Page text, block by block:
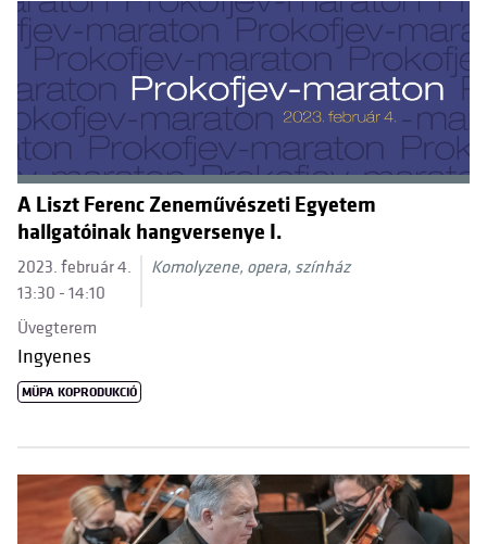
A Liszt Ferenc Zeneművészeti Egyetem
hallgatóinak hangversenye I.
2023. február 4.
13:30 - 14:10
Komolyzene, opera, színház
Üvegterem
Ingyenes
MÜPA KOPRODUKCIÓ